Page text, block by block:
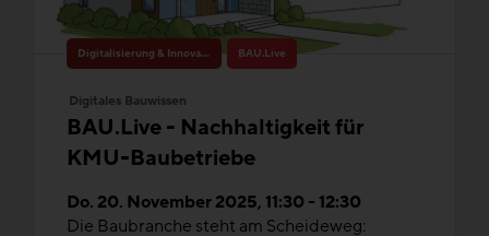
Digitalisierung & Innovation BAU.Live
Digitales Bauwissen
BAU.Live - Nachhaltigkeit für
KMU-Baubetriebe
Do. 20. November 2025, 11:30 - 12:30
Die Baubranche steht am Scheideweg: